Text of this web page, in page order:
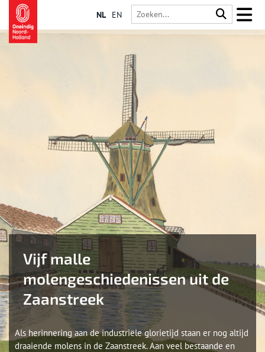
NL EN
Vijf malle
molengeschiedenissen uit de
Zaanstreek
Als herinnering aan de industriële glorietijd staan er nog altijd
draaiende molens in de Zaanstreek. Aan veel bestaande en